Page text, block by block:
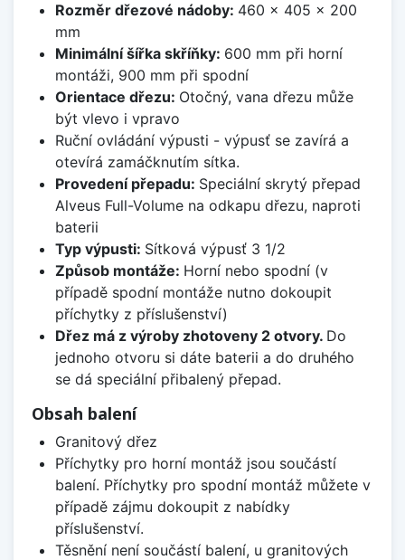
Rozměr dřezové nádoby: 460 x 405 x 200
mm
Minimální šířka skříňky: 600 mm při horní
montáži, 900 mm při spodní
Orientace dřezu: Otočný, vana dřezu může
být vlevo i vpravo
Ruční ovládání výpusti - výpusť se zavírá a
otevírá zamáčknutím sítka.
Provedení přepadu: Speciální skrytý přepad
Alveus Full-Volume na odkapu dřezu, naproti
baterii
Typ výpusti: Sítková výpusť 3 1/2
Způsob montáže: Horní nebo spodní (v
případě spodní montáže nutno dokoupit
příchytky z příslušenství)
Dřez má z výroby zhotoveny 2 otvory. Do
jednoho otvoru si dáte baterii a do druhého
se dá speciální přibalený přepad.
Obsah balení
Granitový dřez
Příchytky pro horní montáž jsou součástí
balení. Příchytky pro spodní montáž můžete v
případě zájmu dokoupit z nabídky
příslušenství.
Těsnění není součástí balení, u granitových